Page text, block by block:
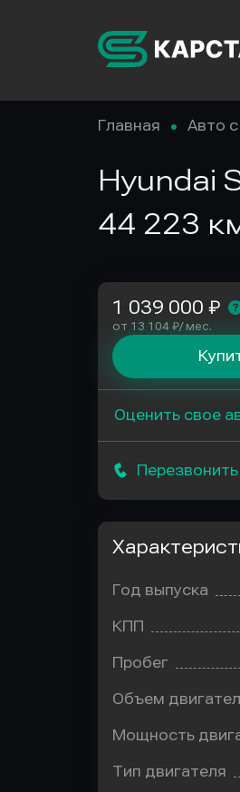
Главная Авто
Hyundai
44 223
1 039 000 ₽
от 13 104 ₽/ мес.
Оценить свое
Перезвонить
Год выпуска
КПП
Пробег
Объем
Мощность
Тип двигателя